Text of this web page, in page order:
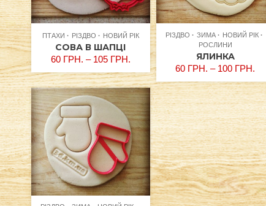
ПТАХИ РІЗДВО НОВИЙ РІК
СОВА В ШАПЦІ
60 ГРН. – 105 ГРН.
РІЗДВО ЗИМА
НОВИЙ РІК
РОСЛИНИ
ЯЛИНКА
60 ГРН. – 100 ГРН.